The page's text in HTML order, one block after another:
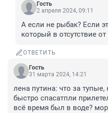
Гость
2 апреля 2024, 09:11
А если не рыбак? Если
который в отсутствие
ОТВЕТИТЬ
Гость
31 марта 2024, 14:21
лена путина: что за тупые,
быстро спасатпли
всё время был в воде?